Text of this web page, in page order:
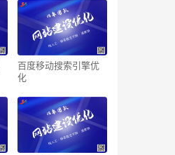
百度移动搜索引擎优
化